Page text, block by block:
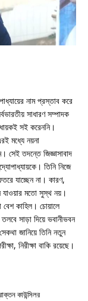
নাম প্রস্তাব করে
সাধারণ সম্পাদক
সই করেননি।
মধ্যে নয়না
সেই তদন্তে জিজ্ঞাসাবাদ
তিনি নিজে
যাচ্ছেন না। কারণ,
যাওয়ার মতো সুস্থ নয়।
বেশ কাহিল। চোয়ালে
সাড়া দিয়ে ভবানীভবন
জানিয়ে তিনি নতুন
নিরীক্ষা বাকি রয়েছে।
কাউন্সিলর